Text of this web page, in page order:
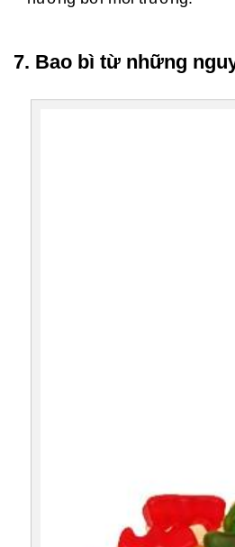
7. Bao bì từ những